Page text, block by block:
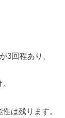
3回程あり、
は残ります。